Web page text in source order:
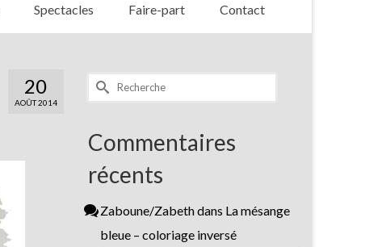
Spectacles Faire-part Contact
20
AOÛT 2014
Rechercher :
Commentaires
récents
Zaboune/Zabethdans La mésange
bleue – coloriage inversé